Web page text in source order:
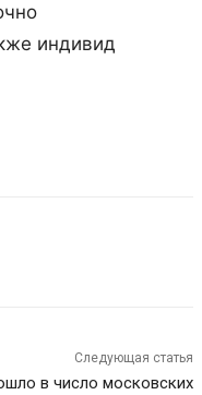
индивид
Следующая статья
в число московских